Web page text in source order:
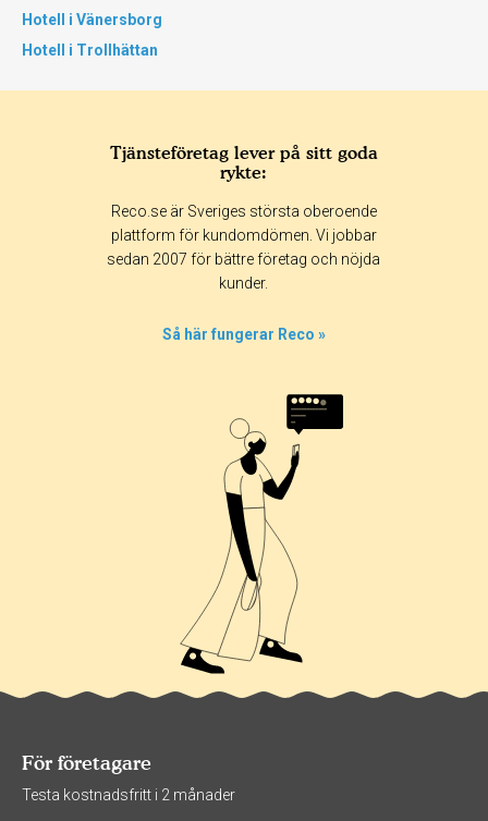
Hotell i Vänersborg
Hotell i Trollhättan
Tjänsteföretag lever på sitt goda
rykte:
Reco.se är Sveriges största oberoende
plattform för kundomdömen. Vi jobbar
sedan 2007 för bättre företag och nöjda
kunder.
Så här fungerar Reco »
För företagare
Testa kostnadsfritt i 2 månader